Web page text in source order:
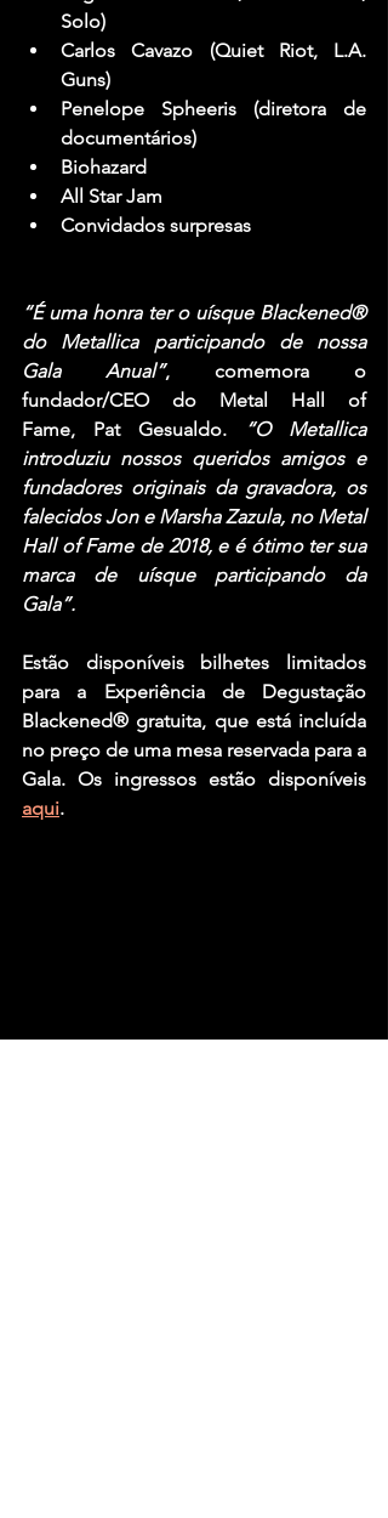
Solo)
Carlos Cavazo (Quiet Riot, L.A.
Guns)
Penelope Spheeris (diretora de
documentários)
Biohazard
All Star Jam
Convidados surpresas
“É uma honra ter o uísque
Blackened®
do Metallica participando de nossa
Gala Anual”, comemora o
fundador/CEO do Metal Hall of
Fame, Pat Gesualdo. “O Metallica
introduziu nossos queridos amigos e
fundadores originais da gravadora, os
falecidos Jon e Marsha Zazula, no Metal
Hall of Fame de 2018, e é ótimo ter sua
marca de uísque participando da
Gala”.
Estão disponíveis bilhetes limitados
Blackened® gratuita, que está incluída
no preço de uma mesa reservada para a
aqui.